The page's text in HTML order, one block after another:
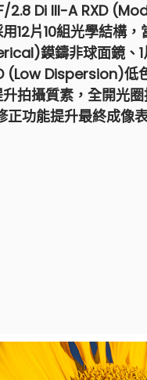
Di III-A RXD
12片10組光學結構
鏌鑄非球面鏡、
(Low Dispersion)低
拍攝質素，全開光
功能提升最終成像